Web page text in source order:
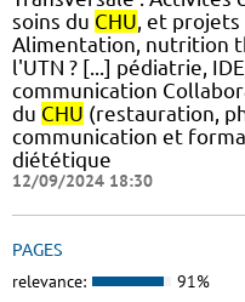
soins du CHU , et
Alimentation, nutrition
l'UTN ? [...] pédiatrie,
communication
du CHU (restauration,
communication et
diététique
12/09/2024 18:30
PAGES
relevance: 91%